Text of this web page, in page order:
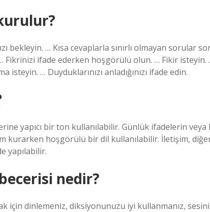
bekleyin. … Kısa cevaplarla sınırlı olmayan sorular
Fikrinizi ifade ederken hoşgörülü olun. … Fikir isteyin.
isteyin. … Duyduklarınızı anladığınızı ifade edin.
yapıcı bir ton kullanılabilir. Günlük ifadelerin veya
kurarken hoşgörülü bir dil kullanılabilir. İletişim,
yapılabilir.
nedir?
için dinlemeniz, diksiyonunuzu iyi kullanmanız,